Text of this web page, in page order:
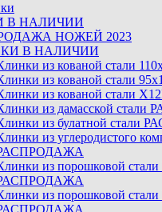
В НАЛИЧИИ
НОЖЕЙ 2023
В НАЛИЧИИ
из кованой стали
из кованой стали
из кованой стали
из дамасской
из булатной стали
из углеродистого
из порошковой стали
из порошковой стали